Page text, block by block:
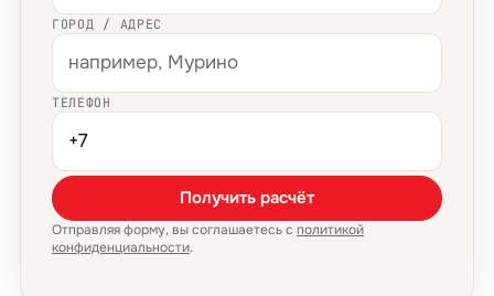
ГОРОД / АДРЕС
ТЕЛЕФОН
Получить расчёт
Отправляя форму, вы соглашаетесь с политикой
конфиденциальности.